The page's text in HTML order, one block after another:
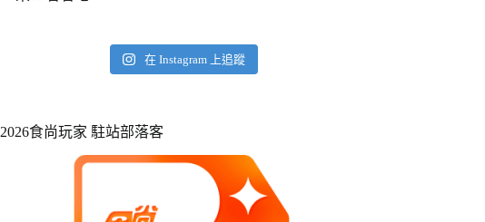
在 Instagram 上追蹤
2026食尚玩家 駐站部落客